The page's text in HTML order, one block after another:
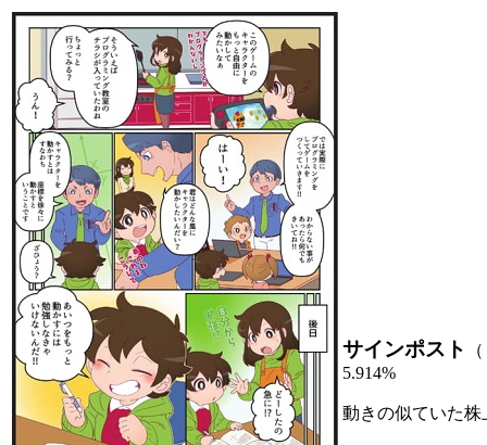
サインポスト （
5.914%
動きの似ていた